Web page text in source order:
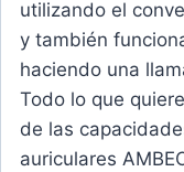
utilizando el
y también
haciendo una
Todo lo que
de las
auriculares